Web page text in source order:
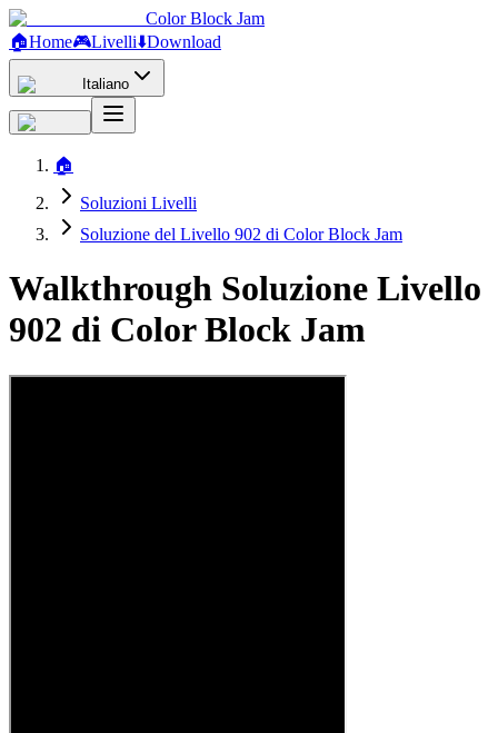
Color Block Jam
🏠Home🎮Livelli⬇️Download
Italiano
🏠
Soluzioni Livelli
Soluzione del Livello 902 di Color Block Jam
Walkthrough Soluzione Livello
902 di Color Block Jam